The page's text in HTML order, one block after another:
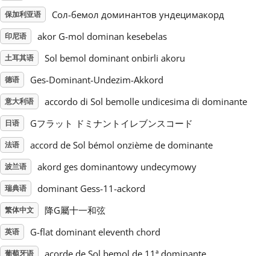
Русский
Tiếng Việt
Türkçe
Українська
保加利亚语 Сол-бемол доминантов ундецимакорд
印尼语 akor G-mol dominan kesebelas
土耳其语 Sol bemol dominant onbirli akoru
德语 Ges-Dominant-Undezim-Akkord
意大利语 accordo di Sol bemolle undicesima di dominante
日语 Gフラット ドミナントイレブンスコード
法语 accord de Sol bémol onzième de dominante
波兰语 akord ges dominantowy undecymowy
瑞典语 dominant Gess-11-ackord
繁体中文 降G屬十一和弦
英语 G-flat dominant eleventh chord
葡萄牙语